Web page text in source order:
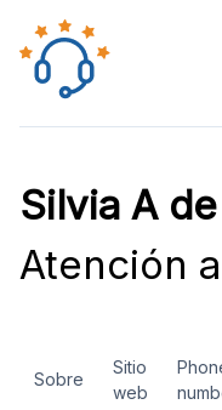
Silvia A
Atención
Sobre
Sitio
web